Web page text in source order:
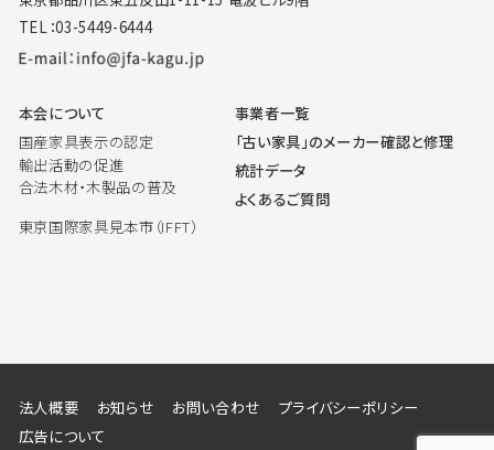
TEL：03-5449-6444
本会について
国産家具表示の認定
輸出活動の促進
合法木材・木製品の普及
東京国際家具見本市（IFFT）
事業者一覧
「古い家具」のメーカー確認と修理
統計データ
よくあるご質問
法人概要 お知らせ お問い合わせ
プライバシーポリシー
広告について